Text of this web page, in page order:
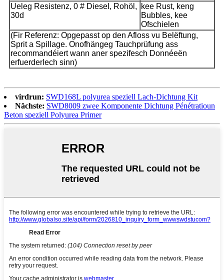
Ueleg Resistenz, 0 # Diesel, Rohöl,
30d
kee Rust, keng
Bubbles, kee
Ofschielen
(Fir Referenz: Opgepasst op den Afloss vu Belëftung,
Sprit a Spillage. Onofhängeg Tauchprüfung ass
recommandéiert wann aner spezifesch Donnéeën
erfuerderlech sinn)
virdrun: SWD168L polyurea speziell Lach-Dichtung Kit
Nächste: SWD8009 zwee Komponente Dichtung Pénétratioun
Beton speziell Polyurea Primer